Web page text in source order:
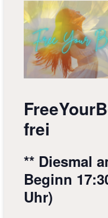
frei
** Diesmal
Beginn
Uhr)